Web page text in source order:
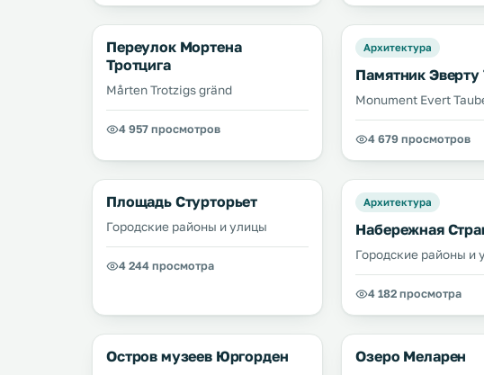
Пepeyлок Mopтeнa
Tpoтцигa
Mårten Trotzigs gränd
4 957 просмотров
Архитектура
Памятник Эверту
Monument Evert
4 679 просмотров
Площадь Стурторьет
Городские районы и улицы
4 244 просмотра
Архитектура
Набережная
Городские районы и
4 182 просмотра
Остров музеев Юргорден Озеро Меларен